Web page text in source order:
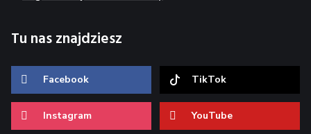
Tu nas znajdziesz
Facebook TikTok
Instagram YouTube